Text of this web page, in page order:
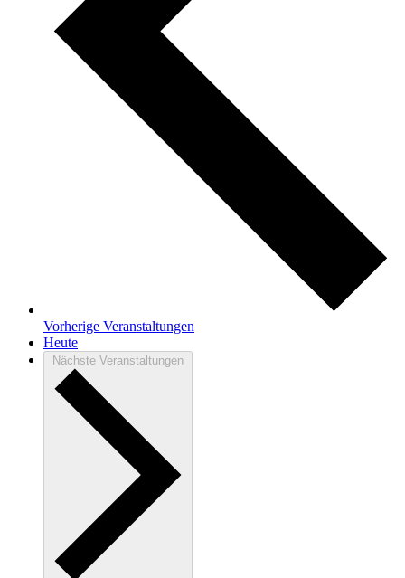
Vorherige Veranstaltungen
Heute
Nächste Veranstaltungen